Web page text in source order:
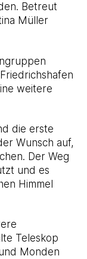
Betreut
Müller
weitere
die erste
Wunsch auf,
Der Weg
und es
Himmel
Teleskop
Monden